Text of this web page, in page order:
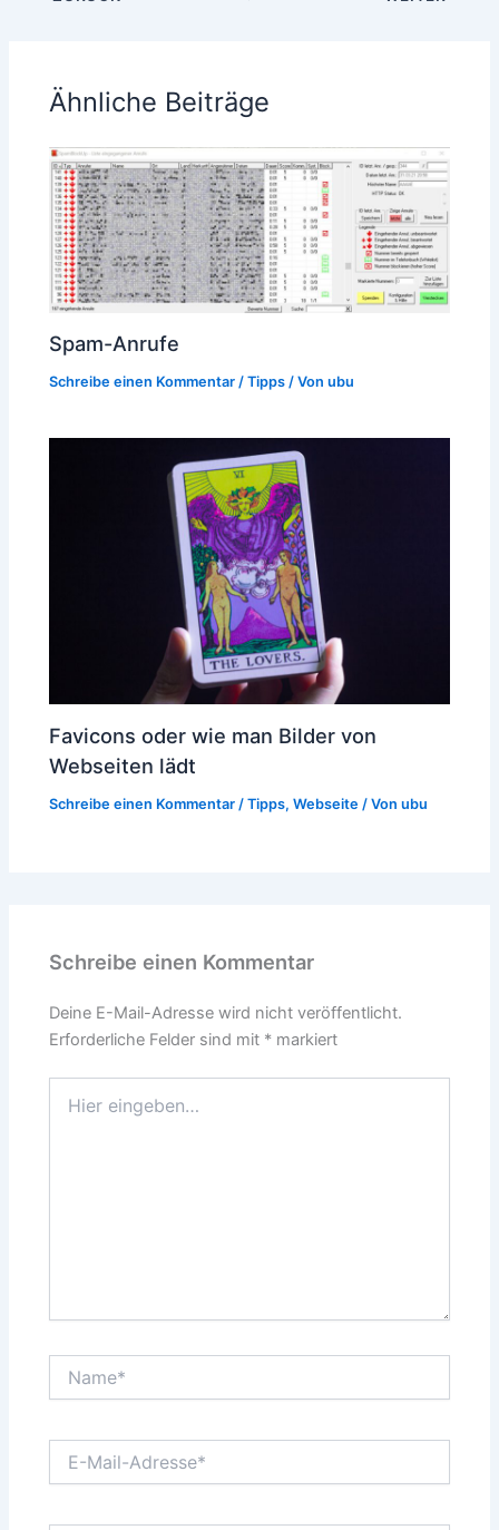
Ähnliche Beiträge
Spam-Anrufe
Schreibe einen Kommentar /Tipps / Vonubu
Favicons oder wie man Bilder von
Webseiten lädt
Schreibe einen Kommentar /Tipps,Webseite / Vonubu
Schreibe einen Kommentar
Deine E-Mail-Adresse wird nicht veröffentlicht.
Erforderliche Felder sind mit * markiert
eingeben…
Mail-